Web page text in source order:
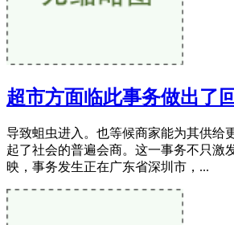
超市方面临此事务做出了回
导致蛆虫进入。也等候商家能为其供给
起了社会的普遍会商。这一事务不只激
映，事务发生正在广东省深圳市，...